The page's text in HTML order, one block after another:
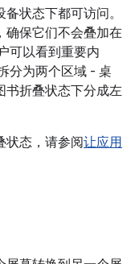
状态下都可访问。
确保它们不会叠加在
可以看到重要内
分为两个区域 - 桌
书折叠状态下分成左
状态，请参阅让应用